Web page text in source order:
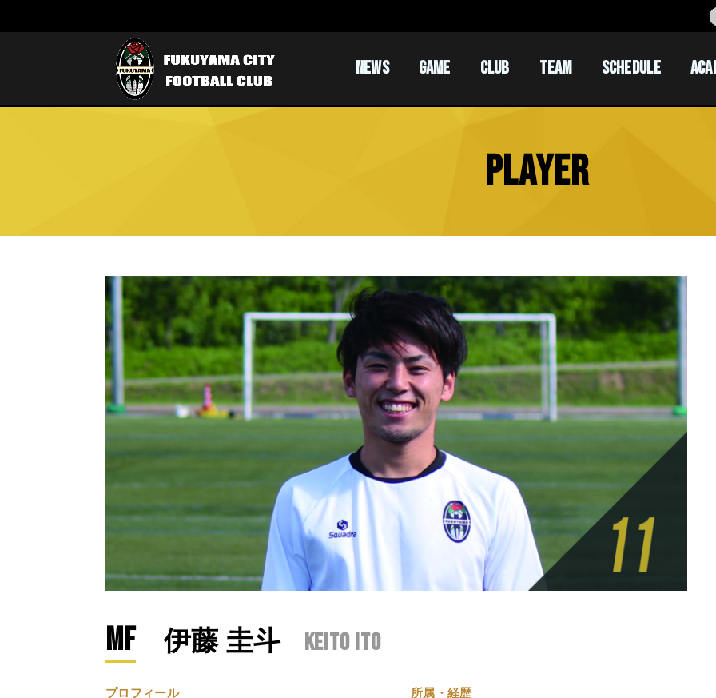
NEWS GAME CLUB TEAM SCHEDULE
PLAYER
MF 伊藤 圭斗 Keito Ito
プロフィール 所属・経歴